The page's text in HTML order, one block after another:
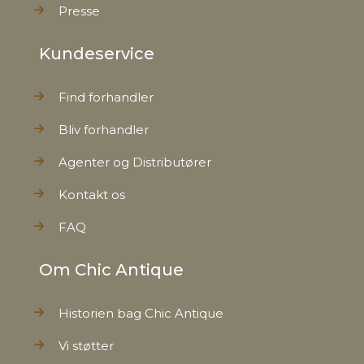
Presse
Kundeservice
Find forhandler
Bliv forhandler
Agenter og Distributører
Kontakt os
FAQ
Om Chic Antique
Historien bag Chic Antique
Vi støtter